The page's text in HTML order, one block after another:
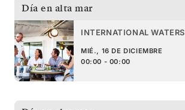
Día en alta mar
INTERNATIONAL WATERS
MIÉ., 16 DE DICIEMBRE
00:00 - 00:00